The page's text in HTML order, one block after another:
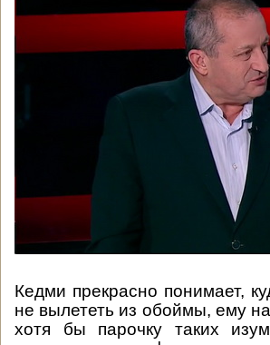
Кедми прекрасно понимает,
не вылететь из обоймы, ему
хотя бы парочку таких